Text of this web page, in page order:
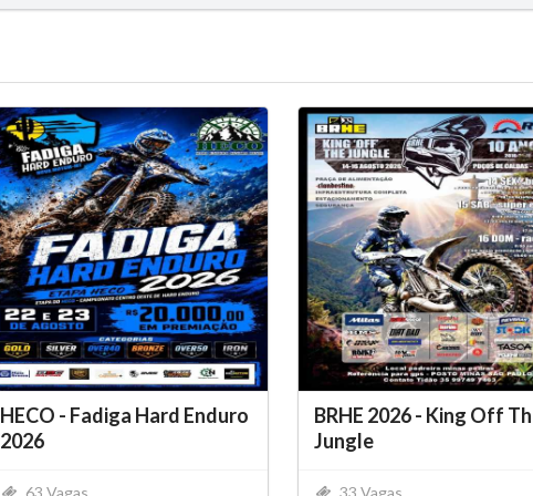
HECO - Fadiga Hard Enduro
2026
BRHE 2026 - King Off
Jungle